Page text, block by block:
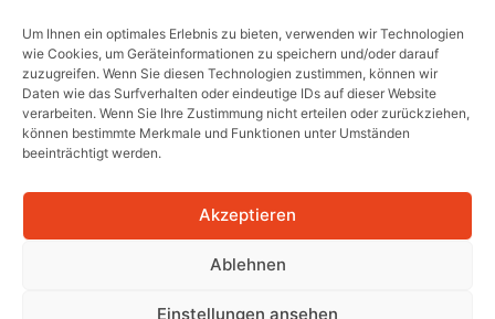
Um Ihnen ein optimales Erlebnis zu bieten, verwenden wir Technologien
wie Cookies, um Geräteinformationen zu speichern und/oder darauf
zuzugreifen. Wenn Sie diesen Technologien zustimmen, können wir
Daten wie das Surfverhalten oder eindeutige IDs auf dieser Website
verarbeiten. Wenn Sie Ihre Zustimmung nicht erteilen oder zurückziehen,
können bestimmte Merkmale und Funktionen unter Umständen
beeinträchtigt werden.
Akzeptieren
Ablehnen
Einstellungen ansehen
DiesesInteressenkriteriumkönnte auch für
andere Kostenverteilungsumstellungen
relevant werden, etwa wenn sich plötzlich die
Kostenbeteiligung unzumutbar hoch
geltende „Gebrauchskriterium“ überlagert
wird (z.B. Tiefgaragenfall), bleibt abzuwarten.
dass die erforderliche „Beschlusskompetenz